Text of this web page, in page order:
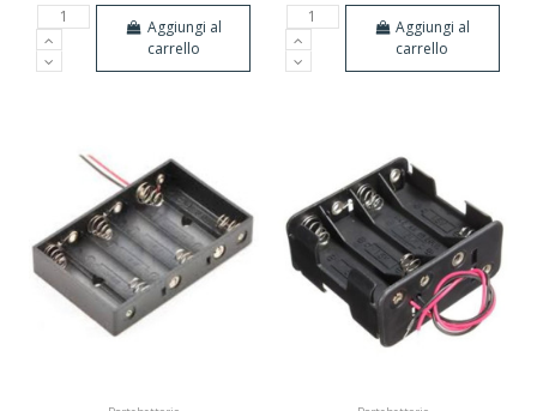
Aggiungi al
carrello
Aggiungi al
carrello